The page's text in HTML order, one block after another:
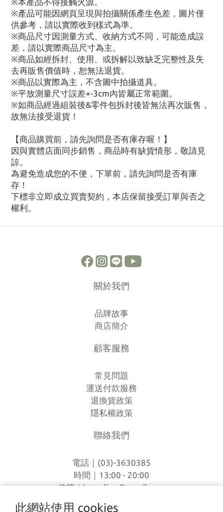
此網站使用 cookies
※產品可能因網頁呈現與拍攝關係產生色差，圖片僅
供參考，請以實際收到樣式為準。
※商品尺寸因測量方式、收納方式不同，可能造成誤
差，請以實際商品尺寸為主。
※商品如經拆封、使用、或拆解以致缺乏完整性及失
去再販售價值時，恕無法退貨。
※商品以實際為主，不含圖中拍攝道具。
※平放測量尺寸誤差+-3cm內皆屬正常範圍。
※如商品經過組裝後&零件包拆封後皆無法再次販售，
故無法接受退貨！
【商品購買前，請先詢問是否有庫存喔！】
因與實體店面同步銷售，商品時有缺貨情形，敬請見
諒。
為避免造成您的不便，下單前，請先詢問是否有庫
存！
下標非立即成立買賣契約，本店保留接受訂單與否之
權利。
關於我們
品牌故事
商店簡介
顧客服務
常見問題
運送付款服務
退換貨政策
隱私權政策
聯絡我們
電話｜(03)-3630385
時間｜13:00 - 20:00
信箱｜loverlien@gmail.com
地址｜桃園市八德區和平路1168巷7號